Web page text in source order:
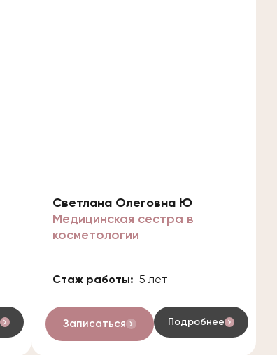
Светлана Олеговна Ю
Медицинская сестра в
косметологии
Стаж работы: 5 лет
Записаться Подробнее